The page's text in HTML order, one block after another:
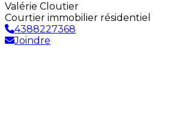
Valérie Cloutier
Courtier immobilier résidentiel
4388227368
Joindre